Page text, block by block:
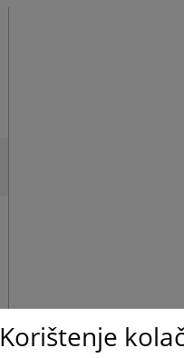
Korištenje